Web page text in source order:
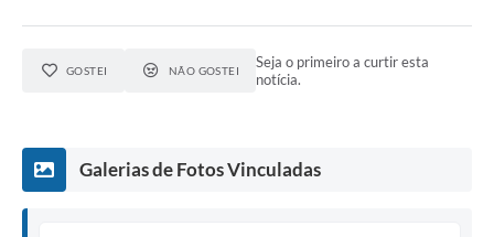
GOSTEI NÃO GOSTEI
Seja o primeiro a curtir esta
notícia.
Galerias de Fotos Vinculadas